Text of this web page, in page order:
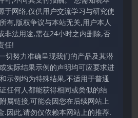
于网络,仅供用户交流学习与研究使
有,版权争议与本站无关,用户本人
非法用途,需在24小时之内删除,否
任!
切努力准确呈现我们的产品及其潜
实际结果示例的声明均可应要求进
示例均为特殊结果,不适用于普通
任何人都能获得相同或类似的结
属链接,可能会因您在后续网站上
.因此,请勿仅依赖本网站上的推荐.